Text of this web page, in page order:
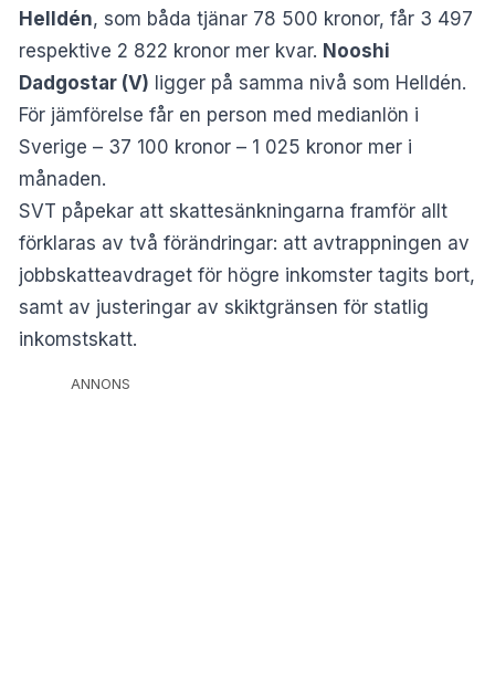
Helldén, som båda tjänar 78 500 kronor, får 3 497
respektive 2 822 kronor mer kvar. Nooshi
Dadgostar (V) ligger på samma nivå som Helldén.
För jämförelse får en person med medianlön i
Sverige – 37 100 kronor – 1 025 kronor mer i
månaden.
SVT påpekar att skattesänkningarna framför allt
förklaras av två förändringar: att avtrappningen av
jobbskatteavdraget för högre inkomster tagits bort,
samt av justeringar av skiktgränsen för statlig
inkomstskatt.
ANNONS